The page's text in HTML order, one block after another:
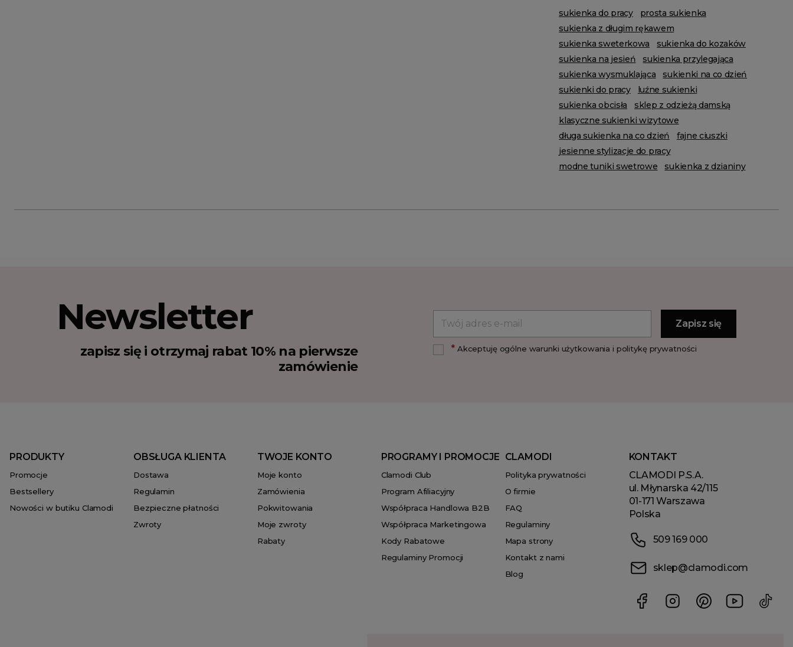
sukienka do pracy
prosta sukienka
sukienka z długim rękawem
sukienka sweterkowa
sukienka do kozaków
sukienka na jesień
sukienka przylegająca
sukienka wysmuklająca
sukienki na co dzień
sukienki do pracy
luźne sukienki
sukienka obcisła
sklep z odzieżą damską
klasyczne sukienki wizytowe
długa sukienka na co dzień
fajne ciuszki
jesienne stylizacje do pracy
modne tuniki swetrowe
sukienka z dzianiny
Newsletter
zapisz się i otrzymaj rabat 10% na pierwsze
zamówienie
*Akceptuję ogólne warunki użytkowania i politykę prywatności
PRODUKTY
Promocje
Bestsellery
Nowości w butiku Clamodi
OBSŁUGA KLIENTA
Dostawa
Regulamin
Bezpieczne płatności
Zwroty
TWOJE KONTO
Moje konto
Zamówienia
Pokwitowania
Moje zwroty
Rabaty
PROGRAMY I PROMOCJE
Clamodi Club
Program Afiliacyjny
Współpraca Handlowa B2B
Współpraca Marketingowa
Kody Rabatowe
Regulaminy Promocji
CLAMODI
Polityka prywatności
O firmie
FAQ
Regulaminy
Mapa strony
Kontakt z nami
Blog
KONTAKT
CLAMODI P.S.A.
ul. Młynarska 42/115
01-171 Warszawa
Polska
509 169 000
sklep@clamodi.com